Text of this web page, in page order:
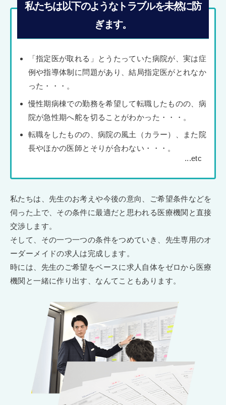
私たちは以下のようなトラブルを未然に防
ぎます。
「指定医が取れる」とうたっていた病院が、実は症
例や指導体制に問題があり、結局指定医がとれなか
った・・・。
慢性期病棟での勤務を希望して転職したものの、病
院が急性期へ舵を切ることがわかった・・・。
転職をしたものの、病院の風土（カラー）、また院
長やほかの医師とそりが合わない・・・。
私たちは、先生のお考えや今後の意向、ご希望条件などを
伺った上で、その条件に最適だと思われる医療機関と直接
交渉します。
そして、その一つ一つの条件をつめていき、先生専用のオ
ーダーメイドの求人は完成します。
時には、先生のご希望をベースに求人自体をゼロから医療
機関と一緒に作り出す、なんてこともあります。